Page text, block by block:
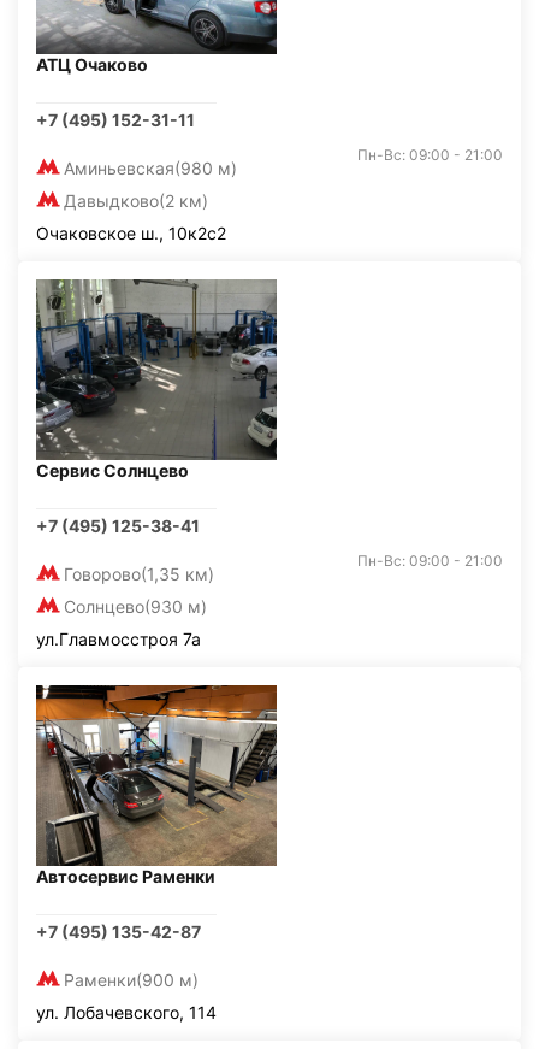
АТЦ Очаково
+7 (495) 152-31-11
Аминьевская(980 м)
Давыдково(2 км)
Пн-Вс: 09:00 - 21:00
Очаковское ш., 10к2с2
Сервис Солнцево
+7 (495) 125-38-41
Говорово(1,35 км)
Солнцево(930 м)
Пн-Вс: 09:00 - 21:00
ул.Главмосстроя 7а
Автосервис Раменки
+7 (495) 135-42-87
Раменки(900 м)
ул. Лобачевского, 114